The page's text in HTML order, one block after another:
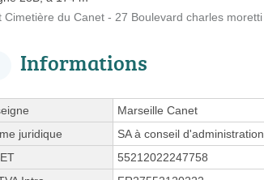
Cimetière du Canet - 27 Boulevard charles moretti
Informations
Marseille Canet
juridique
SA à conseil d'administration
55212022247758